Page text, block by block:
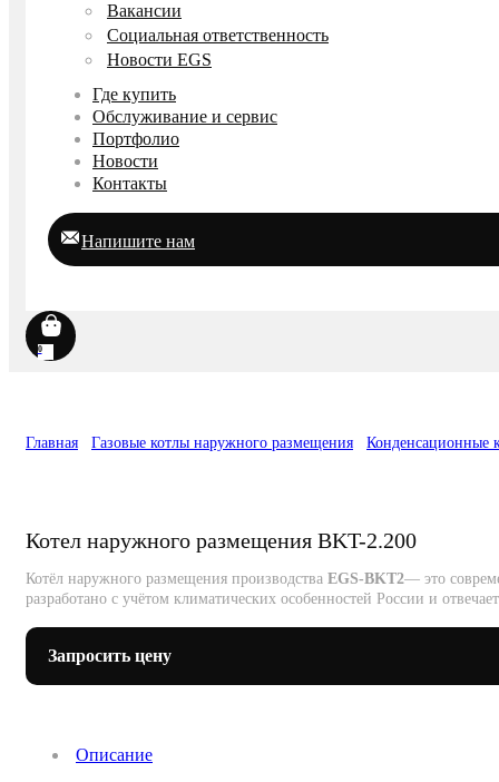
Вакансии
Социальная ответственность
Новости EGS
Где купить
Обслуживание и сервис
Портфолио
Новости
Контакты
Напишите нам
0
Главная Газовые котлы наружного размещения Конденсационные
Котел наружного размещения BKT-2.200
Котёл наружного размещения производства EGS-BKT2— это
разработано с учётом климатических особенностей России и
Запросить цену
Описание